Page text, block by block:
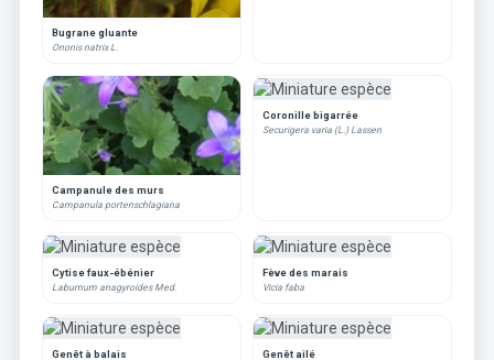
Bugrane gluante
Ononis natrix L.
Campanule des murs
Campanula portenschlagiana
Coronille bigarrée
Securigera varia (L.) Lassen
Cytise faux-ébénier
Laburnum anagyroides Med.
Fève des marais
Vicia faba
Genêt à balais Genêt ailé